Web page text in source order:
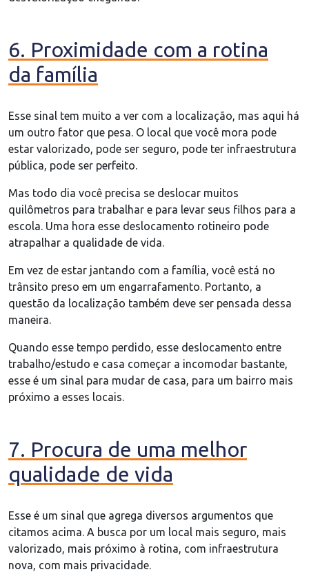
6. Proximidade com a rotina
da família
Esse sinal tem muito a ver com a localização, mas aqui há
um outro fator que pesa. O local que você mora pode
estar valorizado, pode ser seguro, pode ter infraestrutura
pública, pode ser perfeito.
Mas todo dia você precisa se deslocar muitos
quilômetros para trabalhar e para levar seus filhos para a
escola. Uma hora esse deslocamento rotineiro pode
atrapalhar a qualidade de vida.
Em vez de estar jantando com a família, você está no
trânsito preso em um engarrafamento. Portanto, a
questão da localização também deve ser pensada dessa
maneira.
Quando esse tempo perdido, esse deslocamento entre
trabalho/estudo e casa começar a incomodar bastante,
esse é um sinal para mudar de casa, para um bairro mais
próximo a esses locais.
7. Procura de uma melhor
qualidade de vida
Esse é um sinal que agrega diversos argumentos que
citamos acima. A busca por um local mais seguro, mais
valorizado, mais próximo à rotina, com infraestrutura
nova, com mais privacidade.